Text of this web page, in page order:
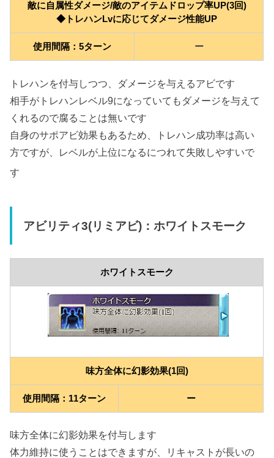
敵に自属性ダメージ/敵のアイテムドロップ率UP(3回)
◆トレハンLvに応じてダメージ性能UP
使用間隔：5ターン ー
トレハンを付与しつつ、ダメージを与えるアビです
相手がトレハンレベル9になっていてもダメージを与えて
くれるので腐ることは無いです
自身のサポアビ効果もあるため、トレハン成功率は高い
方ですが、レベルが上位になるにつれて失敗しやすいで
す
アビリティ3(リミアビ)：ホワイトスモーク
ホワイトスモーク
味方全体に幻影効果(1回)
使用間隔：11ターン ー
味方全体に幻影効果を付与します
体力維持に使うことはできますが、リキャストが長いの